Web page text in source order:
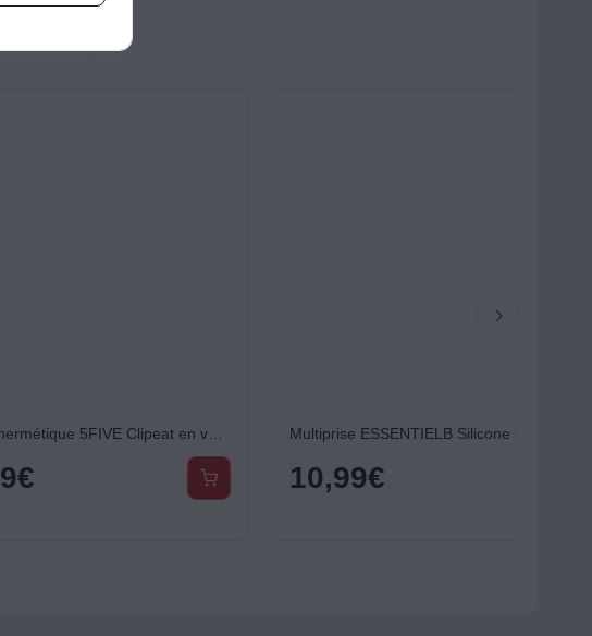
Boîte hermétique 5FIVE Clipeat en verre 1.73L Multiprise ESSENTIELB Silicone Gris 5 X 16A avec interrupteur
10,99€